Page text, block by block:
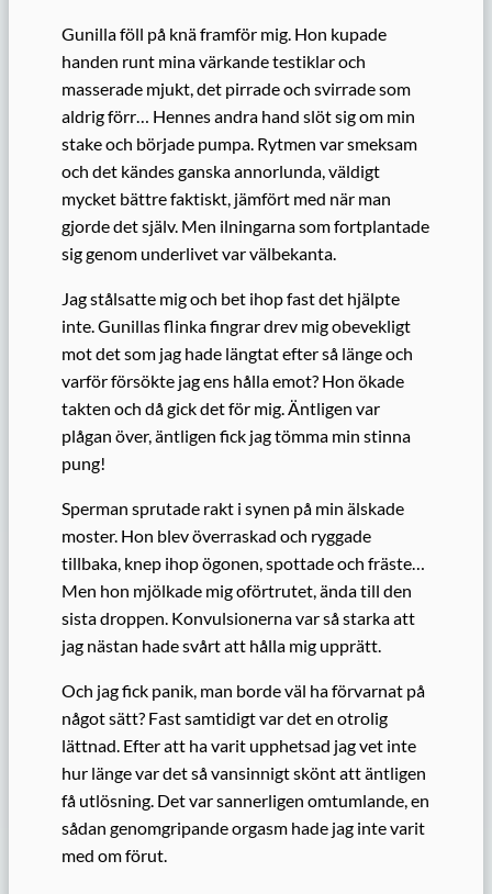
Gunilla föll på knä framför mig. Hon kupade
handen runt mina värkande testiklar och
masserade mjukt, det pirrade och svirrade som
aldrig förr… Hennes andra hand slöt sig om min
stake och började pumpa. Rytmen var smeksam
och det kändes ganska annorlunda, väldigt
mycket bättre faktiskt, jämfört med när man
gjorde det själv. Men ilningarna som fortplantade
sig genom underlivet var välbekanta.
Jag stålsatte mig och bet ihop fast det hjälpte
inte. Gunillas flinka fingrar drev mig obevekligt
mot det som jag hade längtat efter så länge och
varför försökte jag ens hålla emot? Hon ökade
takten och då gick det för mig. Äntligen var
plågan över, äntligen fick jag tömma min stinna
pung!
Sperman sprutade rakt i synen på min älskade
moster. Hon blev överraskad och ryggade
tillbaka, knep ihop ögonen, spottade och fräste…
Men hon mjölkade mig oförtrutet, ända till den
sista droppen. Konvulsionerna var så starka att
jag nästan hade svårt att hålla mig upprätt.
Och jag fick panik, man borde väl ha förvarnat på
något sätt? Fast samtidigt var det en otrolig
lättnad. Efter att ha varit upphetsad jag vet inte
hur länge var det så vansinnigt skönt att äntligen
få utlösning. Det var sannerligen omtumlande, en
sådan genomgripande orgasm hade jag inte varit
med om förut.